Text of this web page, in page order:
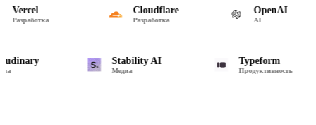
Vercel
Разработка
Cloudflare
Разработка
OpenAI
Cloudinary
Медиа
Stability AI
Медиа
Typeform
Продуктивность